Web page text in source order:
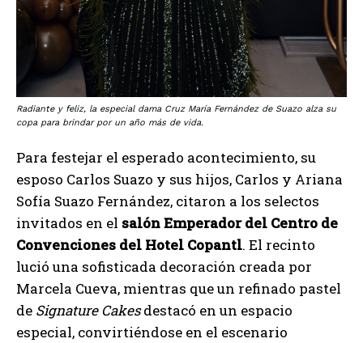
Radiante y feliz, la especial dama Cruz María Fernández de Suazo alza su
copa para brindar por un año más de vida.
Para festejar el esperado acontecimiento, su
esposo Carlos Suazo y sus hijos, Carlos y Ariana
Sofía Suazo Fernández, citaron a los selectos
invitados en el salón Emperador del Centro de
Convenciones del Hotel Copantl. El recinto
lució una sofisticada decoración creada por
Marcela Cueva, mientras que un refinado pastel
de Signature Cakesdestacó en un espacio
especial, convirtiéndose en el escenario